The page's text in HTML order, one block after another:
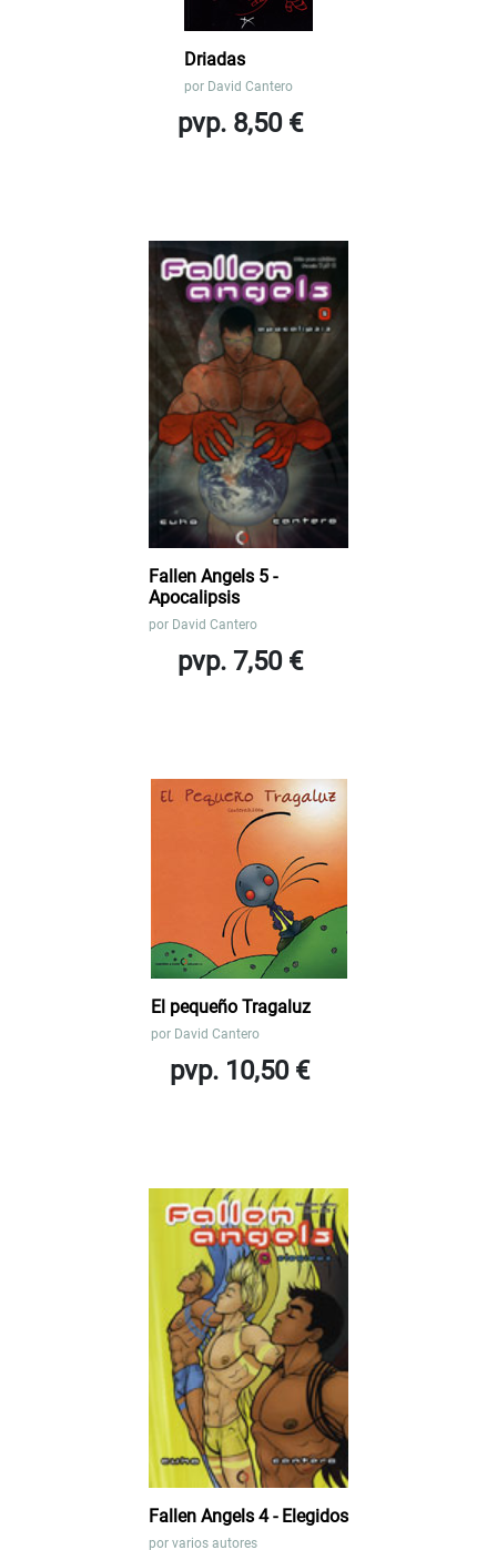
Driadas
por David Cantero
pvp. 8,50 €
Fallen Angels 5 -
Apocalipsis
por David Cantero
pvp. 7,50 €
El pequeño Tragaluz
por David Cantero
pvp. 10,50 €
Fallen Angels 4 - Elegidos
por varios autores